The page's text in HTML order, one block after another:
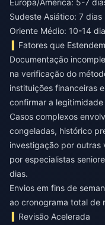
Europa/América: 5-7
Sudeste Asiático: 7 dias
Oriente Médio: 10-14
Fatores que
Documentação
na verificação do
instituições financeiras
confirmar a
Casos complexos
congeladas, histórico
investigação por outras
por especialistas
dias.
Envios em fins de
ao cronograma total de
Revisão Acelerada